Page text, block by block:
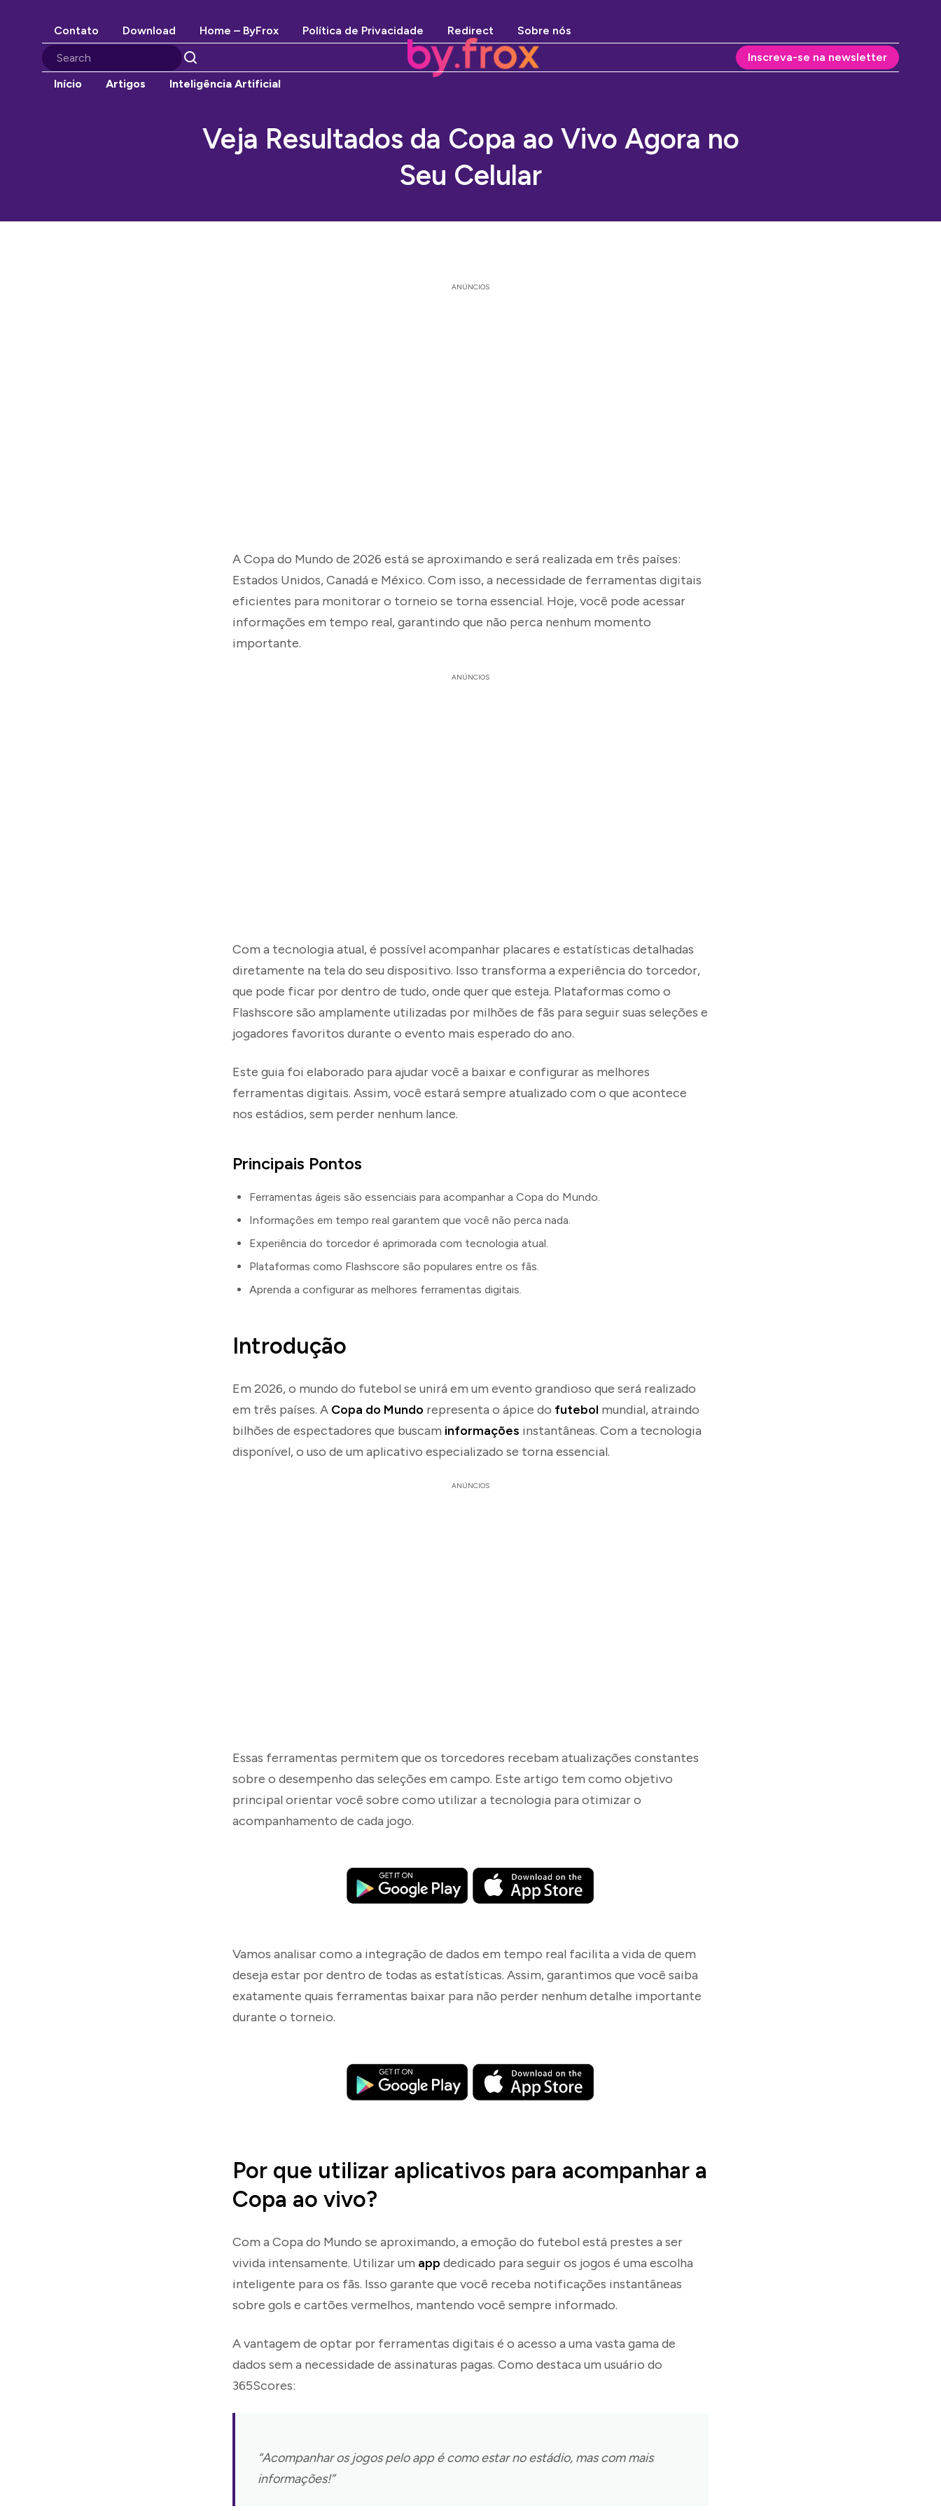
Contato Download Home – ByFrox Política de Privacidade Redirect
Sobre nós
Inscreva-se na newsletter
Início
Artigos Inteligência Artificial
Veja Resultados da Copa ao Vivo Agora no
Seu Celular
ANÚNCIOS
A Copa do Mundo de 2026 está se aproximando e será realizada em três países:
Estados Unidos, Canadá e México. Com isso, a necessidade de ferramentas digitais
eficientes para monitorar o torneio se torna essencial. Hoje, você pode acessar
informações em tempo real, garantindo que não perca nenhum momento
importante.
ANÚNCIOS
Com a tecnologia atual, é possível acompanhar placares e estatísticas detalhadas
diretamente na tela do seu dispositivo. Isso transforma a experiência do torcedor,
que pode ficar por dentro de tudo, onde quer que esteja. Plataformas como o
Flashscore são amplamente utilizadas por milhões de fãs para seguir suas seleções e
jogadores favoritos durante o evento mais esperado do ano.
Este guia foi elaborado para ajudar você a baixar e configurar as melhores
ferramentas digitais. Assim, você estará sempre atualizado com o que acontece
nos estádios, sem perder nenhum lance.
Principais Pontos
Ferramentas ágeis são essenciais para acompanhar a Copa do Mundo.
Informações em tempo real garantem que você não perca nada.
Experiência do torcedor é aprimorada com tecnologia atual.
Plataformas como Flashscore são populares entre os fãs.
Aprenda a configurar as melhores ferramentas digitais.
Introdução
Em 2026, o mundo do futebol se unirá em um evento grandioso que será realizado
em três países. A Copa do Mundo representa o ápice do futebol mundial, atraindo
bilhões de espectadores que buscam informações instantâneas. Com a tecnologia
disponível, o uso de um aplicativo especializado se torna essencial.
ANÚNCIOS
Essas ferramentas permitem que os torcedores recebam atualizações constantes
sobre o desempenho das seleções em campo. Este artigo tem como objetivo
principal orientar você sobre como utilizar a tecnologia para otimizar o
acompanhamento de cada jogo.
Vamos analisar como a integração de dados em tempo real facilita a vida de quem
deseja estar por dentro de todas as estatísticas. Assim, garantimos que você saiba
exatamente quais ferramentas baixar para não perder nenhum detalhe importante
durante o torneio.
Por que utilizar aplicativos para acompanhar a
Copa ao vivo?
Com a Copa do Mundo se aproximando, a emoção do futebol está prestes a ser
vivida intensamente. Utilizar um app dedicado para seguir os jogos é uma escolha
inteligente para os fãs. Isso garante que você receba notificações instantâneas
sobre gols e cartões vermelhos, mantendo você sempre informado.
A vantagem de optar por ferramentas digitais é o acesso a uma vasta gama de
dados sem a necessidade de assinaturas pagas. Como destaca um usuário do
365Scores:
“Acompanhar os jogos pelo app é como estar no estádio, mas com mais
informações!”